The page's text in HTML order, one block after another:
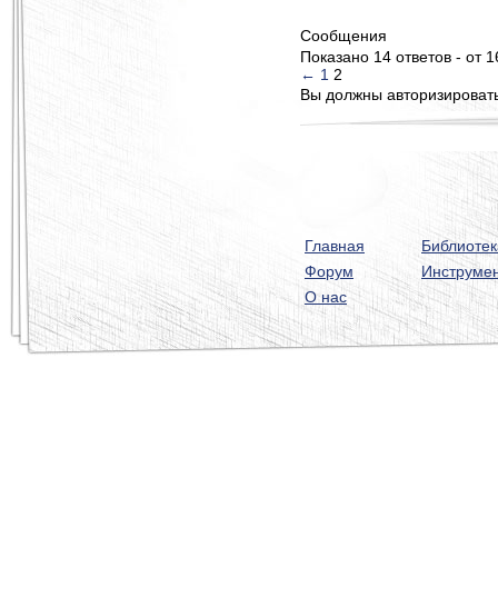
Сообщения
Показано 14 ответов - от
← 1 2
Вы должны
Главная
Форум
О нас